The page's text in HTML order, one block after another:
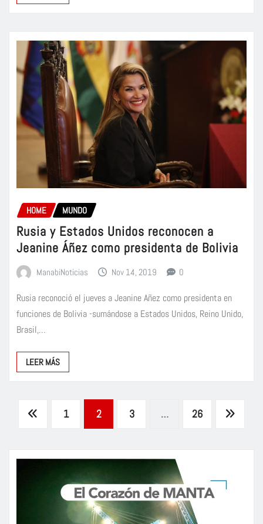
HOME MUNDO
Rusia y Estados Unidos reconocen a
Jeanine Áñez como presidenta de Bolivia
ManabiNoticias Nov 14, 2019 0
Rusia reconoció el jueves a Jeanine Añez como presidenta en
funciones de Bolivia -sumándose a Estados Unidos, Reino Unido,
Brasil,…
LEER MÁS
Paginación
de
entradas
1 2 3 … 26